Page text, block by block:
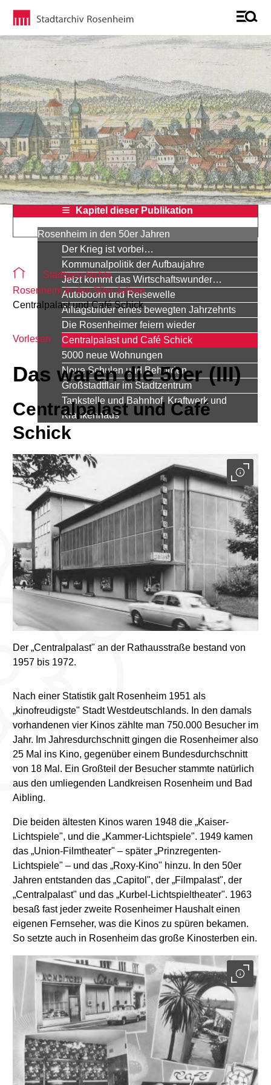
Kapitel dieser Publikation
Rosenheim in den 50er Jahren
Der Krieg ist vorbei…
Kommunalpolitik der Aufbaujahre
Jetzt kommt das Wirtschaftswunder…
Autoboom und Reisewelle
Alltagsbilder eines bewegten Jahrzehnts
Die Rosenheimer feiern wieder
Centralpalast und Café Schick
5000 neue Wohnungen
Neue Schulen und Behörden
Großstadtflair im Stadtzentrum
Tankstelle und Bahnhof, Kraftwerk und
Krankenhaus
Sie befinden sich auf der Seite "Centralpalast und Café
Stadtgeschichte
Rosenheim in den 50er Jahren
Centralpalast und Café Schick
Vorlesen
Das waren die 50er (III)
Centralpalast und Café
Schick
Der „Centralpalast" an der Rathausstraße bestand von
1957 bis 1972.
Nach einer Statistik galt Rosenheim 1951 als
„kinofreudigste" Stadt Westdeutschlands. In den damals
vorhandenen vier Kinos zählte man 750.000 Besucher im
Jahr. Im Jahresdurchschnitt gingen die Rosenheimer also
25 Mal ins Kino, gegenüber einem Bundesdurchschnitt
von 18 Mal. Ein Großteil der Besucher stammte natürlich
aus den umliegenden Landkreisen Rosenheim und Bad
Aibling.
Die beiden ältesten Kinos waren 1948 die „Kaiser-
Lichtspiele", und die „Kammer-Lichtspiele". 1949 kamen
das „Union-Filmtheater" – später „Prinzregenten-
Lichtspiele" – und das „Roxy-Kino" hinzu. In den 50er
Jahren entstanden das „Capitol", der „Filmpalast", der
„Centralpalast" und das „Kurbel-Lichtspieltheater". 1963
besaß fast jeder zweite Rosenheimer Haushalt einen
eigenen Fernseher, was die Kinos zu spüren bekamen.
So setzte auch in Rosenheim das große Kinosterben ein.